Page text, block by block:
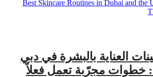
العناية بالبشرة في دبي
خطوات مجرّبة تعمل فعلاً